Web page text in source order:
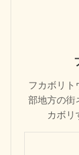
フカボリト
部地方の街
カボリ